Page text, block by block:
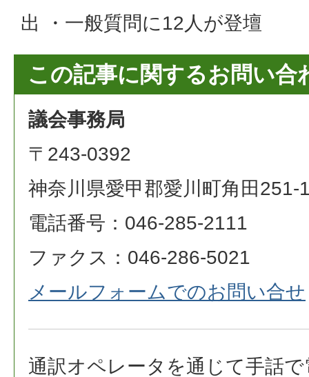
出 ・一般質問に12人が登壇
この記事に関するお問い合
議会事務局
〒243-0392
神奈川県愛甲郡愛川町角田251-
電話番号：046-285-2111
ファクス：046-286-5021
メールフォームでのお問い合せ
通訳オペレータを通じて手話